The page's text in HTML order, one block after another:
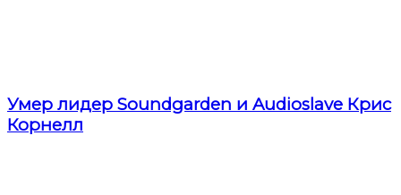
Умер лидер Soundgarden и Audioslave Крис
Корнелл